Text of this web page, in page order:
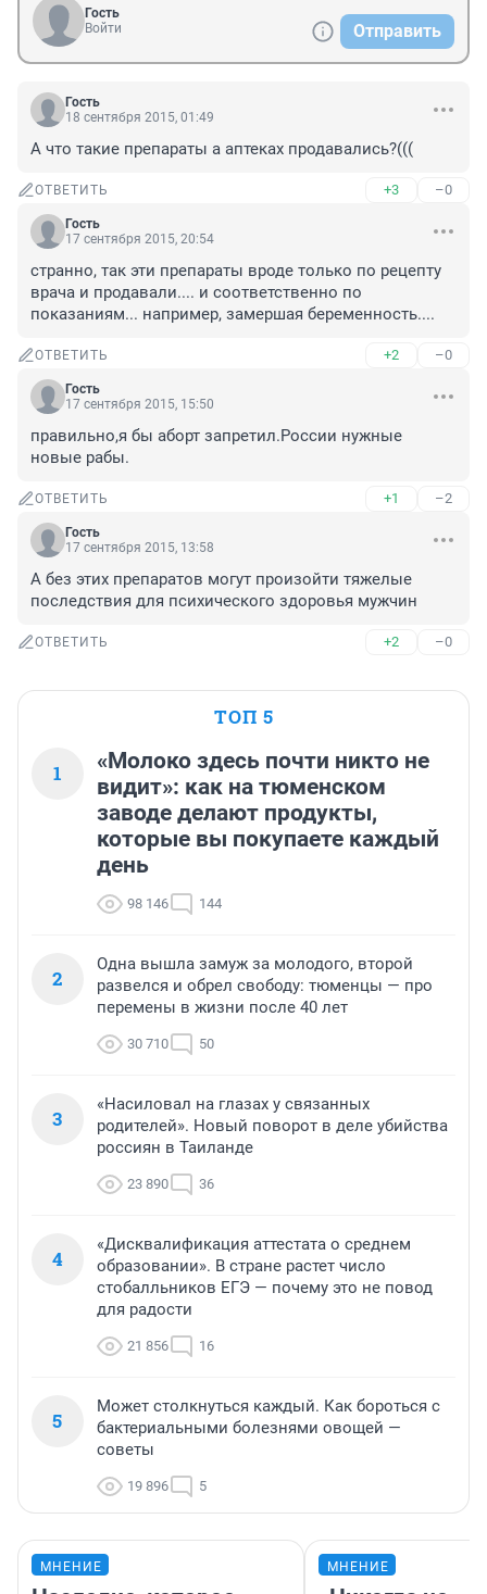
Гость
Войти
Отправить
Гость
18 сентября 2015, 01:49
А что такие препараты а аптеках продавались?(((
ОТВЕТИТЬ +3 –0
Гость
17 сентября 2015, 20:54
странно, так эти препараты вроде только по рецепту
врача и продавали.... и соответственно по
показаниям... например, замершая беременность....
ОТВЕТИТЬ +2 –0
Гость
17 сентября 2015, 15:50
правильно,я бы аборт запретил.России нужные
новые рабы.
ОТВЕТИТЬ +1 –2
Гость
17 сентября 2015, 13:58
А без этих препаратов могут произойти тяжелые
последствия для психического здоровья мужчин
ОТВЕТИТЬ +2 –0
ТОП 5
1
«Молоко здесь почти никто не
видит»: как на тюменском
заводе делают продукты,
которые вы покупаете каждый
день
98 146 144
2
Одна вышла замуж за молодого, второй
развелся и обрел свободу: тюменцы — про
перемены в жизни после 40 лет
30 710 50
3
«Насиловал на глазах у связанных
родителей». Новый поворот в деле убийства
россиян в Таиланде
23 890 36
4
«Дисквалификация аттестата о среднем
образовании». В стране растет число
стобалльников ЕГЭ — почему это не повод
для радости
21 856 16
5
Может столкнуться каждый. Как бороться с
бактериальными болезнями овощей —
советы
19 896 5
МНЕНИЕ МНЕНИЕ